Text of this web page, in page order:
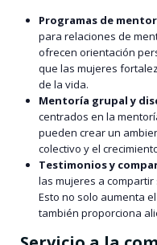
Programas de
para relaciones de
ofrecen orientación
que las mujeres
de la vida.
Mentoría grupal y
centrados en la
pueden crear un
colectivo y el
Testimonios y
las mujeres a
Esto no solo aumenta
también proporciona